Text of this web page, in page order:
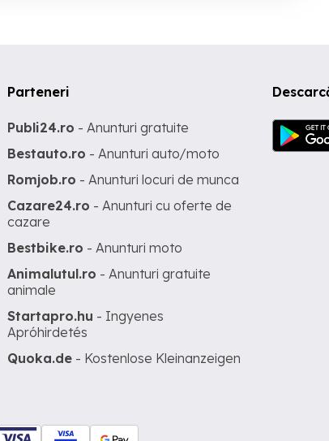
Parteneri
Publi24.ro - Anunturi gratuite
Bestauto.ro - Anunturi auto/moto
Romjob.ro - Anunturi locuri de munca
Cazare24.ro - Anunturi cu oferte de
cazare
Bestbike.ro - Anunturi moto
Animalutul.ro - Anunturi gratuite
animale
Startapro.hu - Ingyenes
Apróhirdetés
Quoka.de - Kostenlose Kleinanzeigen